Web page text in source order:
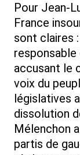
Pour Jean-
France
sont claires
responsable
accusant le
voix du
législatives
dissolution
Mélenchon
partis de